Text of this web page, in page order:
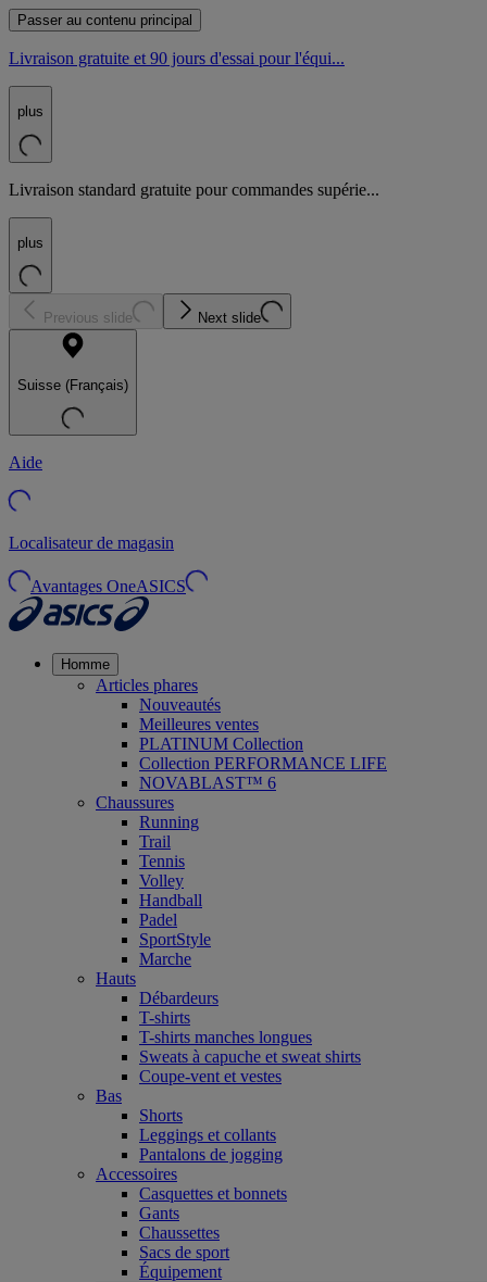
Passer au contenu principal
Livraison gratuite et 90 jours d'essai pour l'équi...
plus
Livraison standard gratuite pour commandes supérie...
plus
Previous slide Next slide
Suisse (Français)
Aide
Localisateur de magasin
Avantages OneASICS
Homme
Articles phares
Nouveautés
Meilleures ventes
PLATINUM Collection
Collection PERFORMANCE LIFE
NOVABLAST™ 6
Chaussures
Running
Trail
Tennis
Volley
Handball
Padel
SportStyle
Marche
Hauts
Débardeurs
T-shirts
T-shirts manches longues
Sweats à capuche et sweat shirts
Coupe-vent et vestes
Bas
Shorts
Leggings et collants
Pantalons de jogging
Accessoires
Casquettes et bonnets
Gants
Chaussettes
Sacs de sport
Équipement